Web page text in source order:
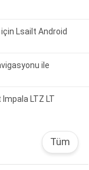
Lsailt Android
ile
LTZ LT
Tüm